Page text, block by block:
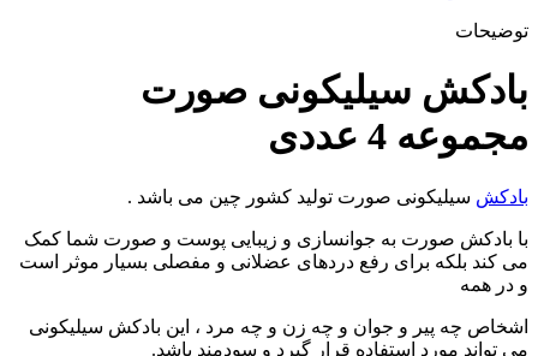
توضیحات
بادکش سیلیکونی صورت
مجموعه 4 عددی
بادکش سیلیکونی صورت تولید کشور چین می باشد .
با بادکش صورت به جوانسازی و زیبایی پوست و صورت شما کمک
می کند بلکه برای رفع دردهای عضلانی و مفصلی بسیار موثر است
و در همه
اشخاص چه پیر و جوان و چه زن و چه مرد ، این بادکش سیلیکونی
می تواند مورد استفاده قرار گیرد و سودمند باشد.